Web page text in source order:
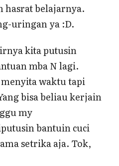
hasrat belajarnya.
uringan ya :D.
kita putusin
mba N lagi.
waktu tapi
bisa beliau kerjain
my
bantuin cuci
setrika aja. Tok,